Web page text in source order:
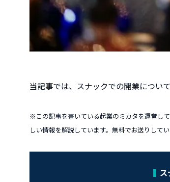
当記事では、スナックでの開業につい
※この記事を書いている起業のミカタを運営し
しい情報を解説しています。無料でお送りして
ス